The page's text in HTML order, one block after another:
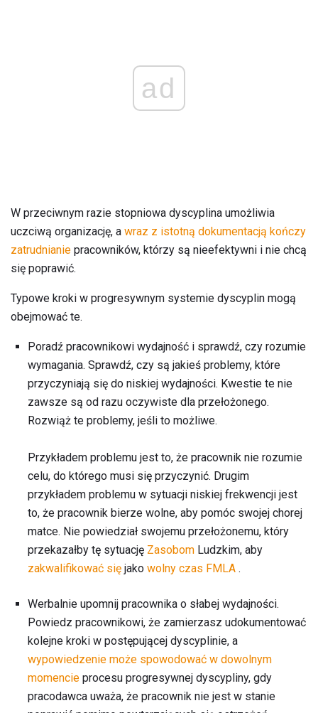
ad
W przeciwnym razie stopniowa dyscyplina umożliwia
uczciwą organizację, a wraz z istotną dokumentacją kończy
zatrudnianie pracowników, którzy są nieefektywni i nie chcą
się poprawić.
Typowe kroki w progresywnym systemie dyscyplin mogą
obejmować te.
Poradź pracownikowi wydajność i sprawdź, czy rozumie
wymagania. Sprawdź, czy są jakieś problemy, które
przyczyniają się do niskiej wydajności. Kwestie te nie
zawsze są od razu oczywiste dla przełożonego.
Rozwiąż te problemy, jeśli to możliwe.
Przykładem problemu jest to, że pracownik nie rozumie
celu, do którego musi się przyczynić. Drugim
przykładem problemu w sytuacji niskiej frekwencji jest
to, że pracownik bierze wolne, aby pomóc swojej chorej
matce. Nie powiedział swojemu przełożonemu, który
przekazałby tę sytuację Zasobom Ludzkim, aby
zakwalifikować się jako wolny czas FMLA .
Werbalnie upomnij pracownika o słabej wydajności.
Powiedz pracownikowi, że zamierzasz udokumentować
kolejne kroki w postępującej dyscyplinie, a
wypowiedzenie może spowodować w dowolnym
momencie procesu progresywnej dyscypliny, gdy
pracodawca uważa, że ​​pracownik nie jest w stanie